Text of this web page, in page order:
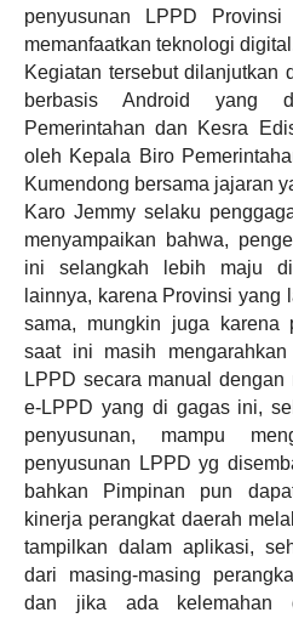
penyusunan LPPD
memanfaatkan teknologi
Kegiatan tersebut dilanjutkan
berbasis Android yang
Pemerintahan dan Kesra
oleh Kepala Biro
Kumendong bersama jajaran
Karo Jemmy selaku
menyampaikan bahwa,
ini selangkah lebih maju
lainnya, karena Provinsi yang
sama, mungkin juga karena
saat ini masih
LPPD secara manual
e-LPPD yang di gagas ini,
penyusunan, mampu
penyusunan LPPD yg
bahkan Pimpinan pun
kinerja perangkat daerah
tampilkan dalam aplikasi,
dari masing-masing
dan jika ada kelemahan